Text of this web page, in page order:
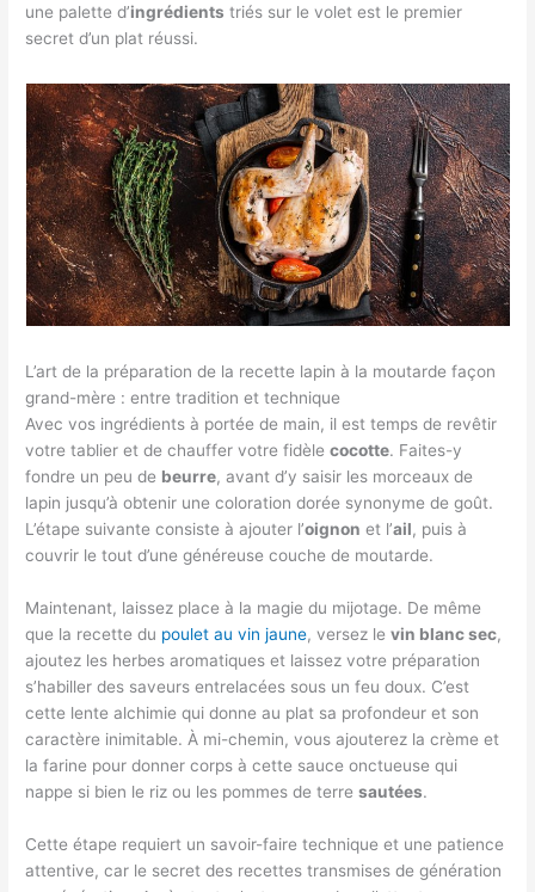
une palette d’ingrédients triés sur le volet est le premier
secret d’un plat réussi.
L’art de la préparation de la recette lapin à la moutarde façon
grand-mère : entre tradition et technique
Avec vos ingrédients à portée de main, il est temps de revêtir
votre tablier et de chauffer votre fidèlecocotte. Faites-y
fondre un peu de beurre, avant d’y saisir les morceaux de
lapin jusqu’à obtenir une coloration dorée synonyme de goût.
L’étape suivante consiste à ajouter l’oignon et l’ail, puis à
couvrir le tout d’une généreuse couche de moutarde.
Maintenant, laissez place à la magie du mijotage. De même
que la recette du poulet au vin jaune, versez levin blanc sec,
ajoutez les herbes aromatiques et laissez votre préparation
s’habiller des saveurs entrelacées sous un feu doux. C’est
cette lente alchimie qui donne au plat sa profondeur et son
caractère inimitable. À mi-chemin, vous ajouterez la crème et
la farine pour donner corps à cette sauce onctueuse qui
nappe si bien le riz ou les pommes de terresautées.
Cette étape requiert un savoir-faire technique et une patience
attentive, car le secret des recettes transmises de génération